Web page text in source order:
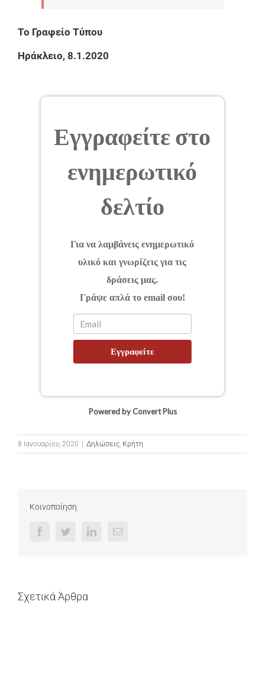
Το Γραφείο Τύπου
Ηράκλειο, 8.1.2020
Εγγραφείτε στο
ενημερωτικό
δελτίο
Για να λαμβάνεις ενημερωτικό
υλικό και γνωρίζεις για τις
δράσεις μας.
Γράψε απλά το email σου!
Εγγραφείτε
Powered by Convert Plus
8 Ιανουαρίου, 2020 Δηλώσεις, Κρήτη
Κοινοποίηση
FacebookTwitterLinkedInEmail
Σχετικά Άρθρα